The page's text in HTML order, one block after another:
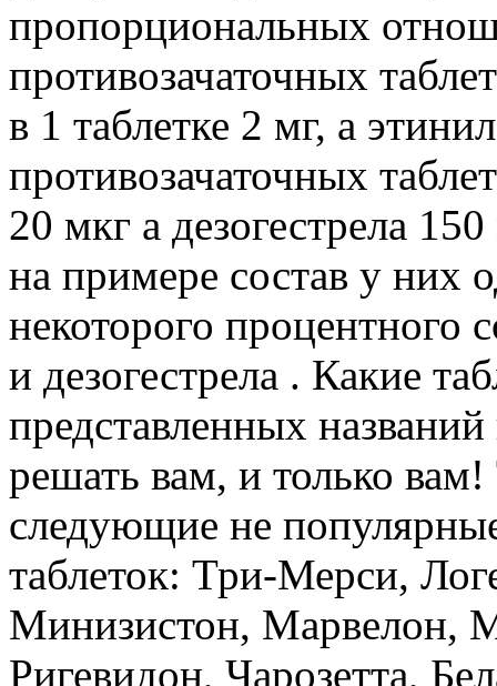
пропорциональных
противозачаточных
в 1 таблетке 2 мг, а
противозачаточных
20 мкг а дезогестрела
на примере состав у них
некоторого процентного
и дезогестрела . Какие
представленных
решать вам, и только
следующие не
таблеток: Три-Мерси,
Минизистон, Марвелон,
Ригевидон, Чарозетта,